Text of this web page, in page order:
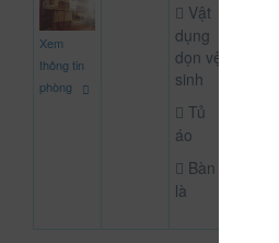
Xem
thông tin
phòng
Vật
dụng
dọn vệ
sinh
Tủ
áo
Bàn
là